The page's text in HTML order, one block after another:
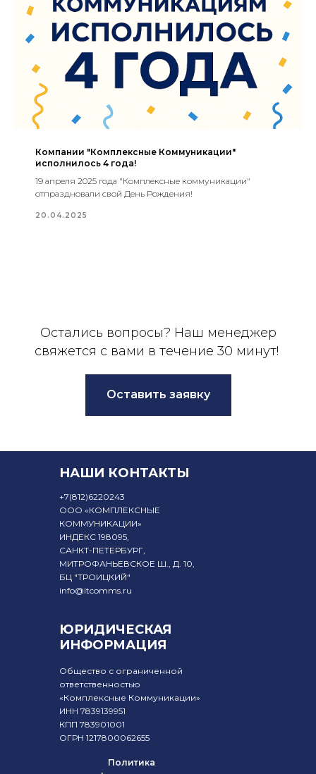
Компании "Комплексные Коммуникации"
исполнилось 4 года!
19 апреля 2025 года "Комплексные коммуникации"
отпраздновали свой День Рождения!
20.04.2025
Остались вопросы? Наш менеджер
свяжется с вами в течение 30 минут!
Оставить заявку
НАШИ КОНТАКТЫ
ЮРИДИЧЕСКАЯ
ИНФОРМАЦИЯ
+7(812)6220243
ООО «КОМПЛЕКСНЫЕ
КОММУНИКАЦИИ»
ИНДЕКС 198095,
САНКТ-ПЕТЕРБУРГ,
МИТРОФАНЬЕВСКОЕ Ш., Д. 10,
БЦ "ТРОИЦКИЙ"
info@itcomms.ru
Общество с ограниченной
ответственностью
«Комплексные Коммуникации»
ИНН 7839139951
КПП 783901001
ОГРН 1217800062655
Политика